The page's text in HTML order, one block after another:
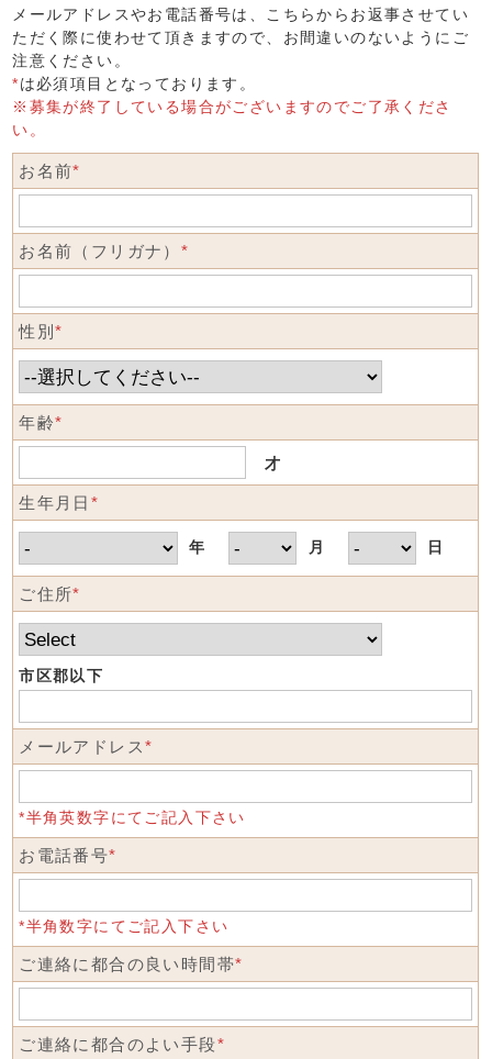
メールアドレスやお電話番号は、こちらからお返事させてい
ただく際に使わせて頂きますので、お間違いのないようにご
注意ください。
*は必須項目となっております。
※募集が終了している場合がございますのでご了承くださ
い。
お名前*
お名前（フリガナ） *
性別*
年齢*
才
生年月日 *
年 月 日
ご住所*
市区郡以下
メールアドレス*
*半角英数字にてご記入下さい
お電話番号*
*半角数字にてご記入下さい
ご連絡に都合の良い時間帯*
ご連絡に都合のよい手段*